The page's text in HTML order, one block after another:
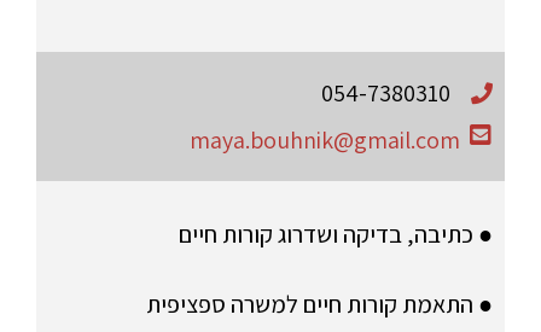
054-7380310
maya.bouhnik@gmail.com
● כתיבה, בדיקה ושדרוג קורות חיים
● התאמת קורות חיים למשרה ספציפית